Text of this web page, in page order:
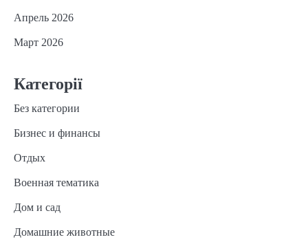
Апрель 2026
Март 2026
Категорії
Без категории
Бизнес и финансы
Отдых
Военная тематика
Дом и сад
Домашние животные